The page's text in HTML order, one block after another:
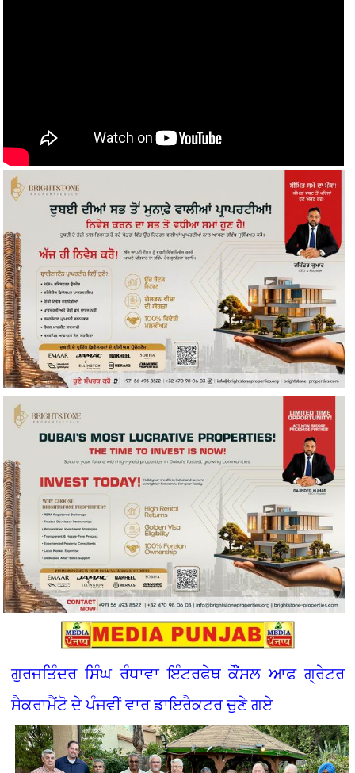
ਗੁਰਜਤਿੰਦਰ ਸਿੰਘ ਰੰਧਾਵਾ ਇੰਟਰਫੇਥ ਕੌਂਸਲ ਆਫ ਗ੍ਰੇਟਰ
ਸੈਕਰਾਮੈਂਟੋ ਦੇ ਪੰਜਵੀਂ ਵਾਰ ਡਾਇਰੈਕਟਰ ਚੁਣੇ ਗਏ